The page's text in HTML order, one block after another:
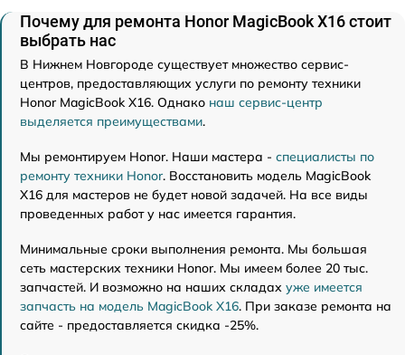
Почему для ремонта Honor MagicBook X16 стоит
выбрать нас
В Нижнем Новгороде существует множество сервис-
центров, предоставляющих услуги по ремонту техники
Honor MagicBook X16. Однако наш сервис-центр
выделяется преимуществами.
Мы ремонтируем Honor. Наши мастера - специалисты по
ремонту техники Honor. Восстановить модель MagicBook
X16 для мастеров не будет новой задачей. На все виды
проведенных работ у нас имеется гарантия.
Минимальные сроки выполнения ремонта. Мы большая
сеть мастерских техники Honor. Мы имеем более 20 тыс.
запчастей. И возможно на наших складах уже имеется
запчасть на модель MagicBook X16. При заказе ремонта на
сайте - предоставляется скидка -25%.